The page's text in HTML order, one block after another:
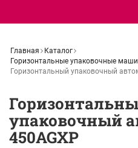
Главная
Каталог
Горизонтальные упаковочные
Горизонтальный упаковочный
упаковочный
450AGXP